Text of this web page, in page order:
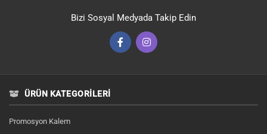
Bizi Sosyal Medyada Takip Edin
ÜRÜN KATEGORILERI
Promosyon Kalem